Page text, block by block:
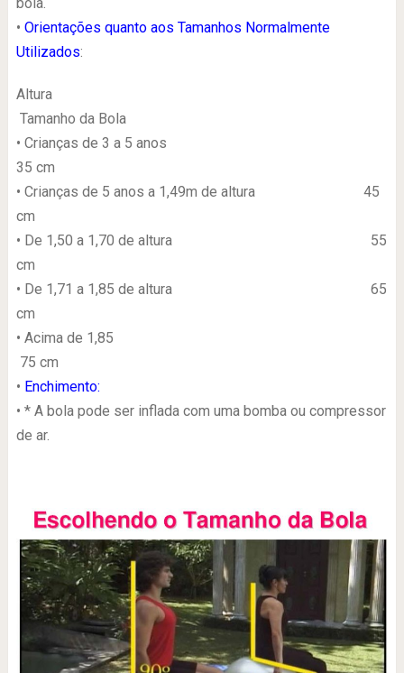
• Orientações quanto aos Tamanhos Normalmente
Utilizados:
Altura
Tamanho da Bola
• Crianças de 3 a 5 anos
35 cm
• Crianças de 5 anos a 1,49m de altura 45
cm
• De 1,50 a 1,70 de altura 55
cm
• De 1,71 a 1,85 de altura 65
cm
• Acima de 1,85
75 cm
• Enchimento:
• * A bola pode ser inflada com uma bomba ou compressor
de ar.